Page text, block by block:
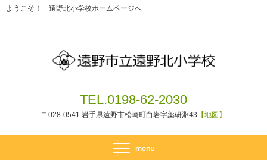
ようこそ！ 遠野北小学校ホームページへ
TEL.0198-62-2030
〒028-0541 岩手県遠野市松崎町白岩字薬研淵43 【地図】